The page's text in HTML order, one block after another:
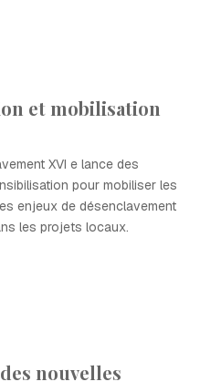
et mobilisation
XVI e lance des
pour mobiliser les
enjeux de désenclavement
les projets locaux.
nouvelles